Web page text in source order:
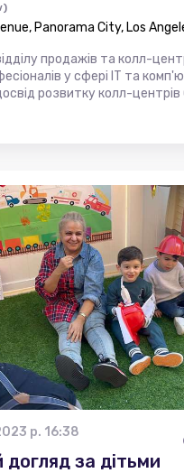
Panorama City, Los
продажів та колл-
у сфері IT та
розвитку колл-центрів
р. 16:38
догляд за дітьми